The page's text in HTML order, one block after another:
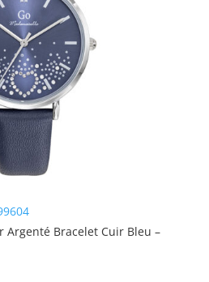
Argenté Bracelet Cuir Bleu –